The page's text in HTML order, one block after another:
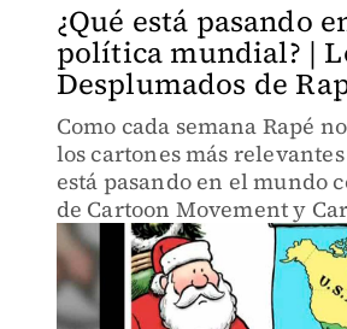
¿Qué está pasando
política mundial? |
Desplumados de
Como cada semana Rapé
los cartones más
está pasando en el mundo
de Cartoon Movement y
Peace.